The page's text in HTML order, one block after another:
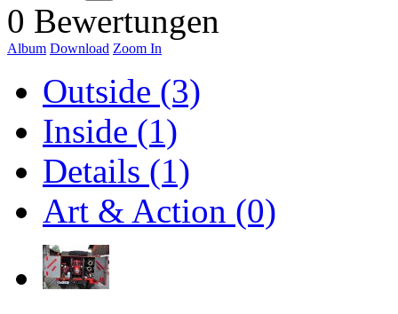
0 Bewertungen
Album Download Zoom In
Outside (3)
Inside (1)
Details (1)
Art & Action (0)